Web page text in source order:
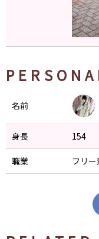
名前
身長 154
職業 フリ